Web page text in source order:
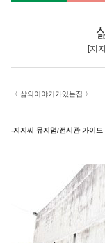
[지
〈 삶의이야기가있는집 〉
-지지씨 뮤지엄/전시관 가이드